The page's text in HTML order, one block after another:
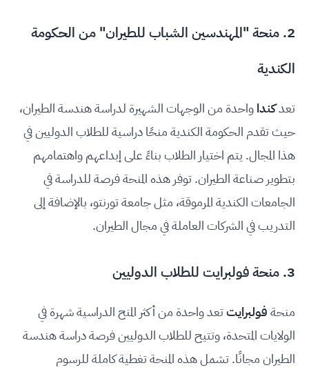
2. منحة "المهندسين الشباب للطيران" من الحكومة
الكندية
تعدكنداواحدة من الوجهات الشهيرة لدراسة هندسة الطيران،
حيث تقدم الحكومة الكندية منحًا دراسية للطلاب الدوليين في
هذا المجال. يتم اختيار الطلاب بناءً على إبداعهم واهتمامهم
بتطوير صناعة الطيران. توفر هذه المنحة فرصة للدراسة في
الجامعات الكندية المرموقة، مثل جامعة تورنتو، بالإضافة إلى
التدريب في الشركات العاملة في مجال الطيران.
3. منحة فولبرايت للطلاب الدوليين
منحةفولبرايتتعد واحدة من أكثر المنح الدراسية شهرة في
الولايات المتحدة، وتتيح للطلاب الدوليين فرصة دراسة هندسة
الطيران مجانًا. تشمل هذه المنحة تغطية كاملة للرسوم